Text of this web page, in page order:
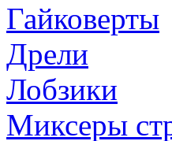
Гайковерты
Дрели
Лобзики
Миксеры